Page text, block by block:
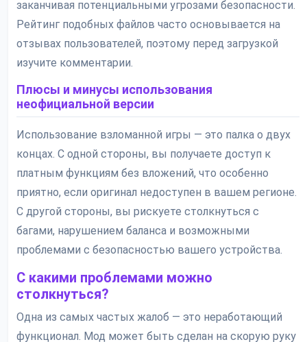
заканчивая потенциальными угрозами безопасности.
Рейтинг подобных файлов часто основывается на
отзывах пользователей, поэтому перед загрузкой
изучите комментарии.
Плюсы и минусы использования
неофициальной версии
Использование взломанной игры — это палка о двух
концах. С одной стороны, вы получаете доступ к
платным функциям без вложений, что особенно
приятно, если оригинал недоступен в вашем регионе.
С другой стороны, вы рискуете столкнуться с
багами, нарушением баланса и возможными
проблемами с безопасностью вашего устройства.
С какими проблемами можно
столкнуться?
Одна из самых частых жалоб — это неработающий
функционал. Мод может быть сделан на скорую руку